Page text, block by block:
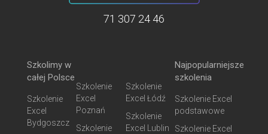
71 307 24 46
Szkolimy w
całej Polsce
Szkolenie
Excel
Bydgoszcz
Szkolenie
Excel
Poznań
Szkolenie
Szkolenie
Excel Łódź
Szkolenie
Excel Lublin
Najpopularniejsze
szkolenia
Szkolenie Excel
podstawowe
Szkolenie Excel